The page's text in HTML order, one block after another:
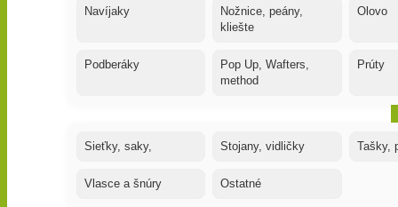
Navíjaky
Nožnice, peány,
kliešte
Olovo
Podberáky
Pop Up, Wafters,
method
Prúty
Sieťky, saky, Stojany, vidličky Tašky,
Vlasce a šnúry Ostatné